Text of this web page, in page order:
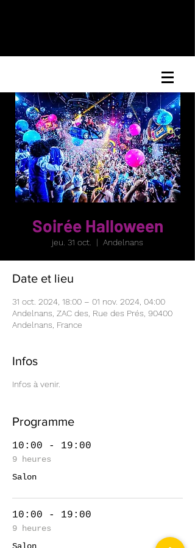
Soirée Halloween
jeu. 31 oct.
  |
Andelnans
Date et lieu
31 oct. 2024, 18:00 – 01 nov. 2024, 04:00
Andelnans, ZAC des, Rue des Prés, 90400
Andelnans, France
Infos
Infos à venir.
Programme
10:00 - 19:00
9 heures
Salon
10:00 - 19:00
9 heures